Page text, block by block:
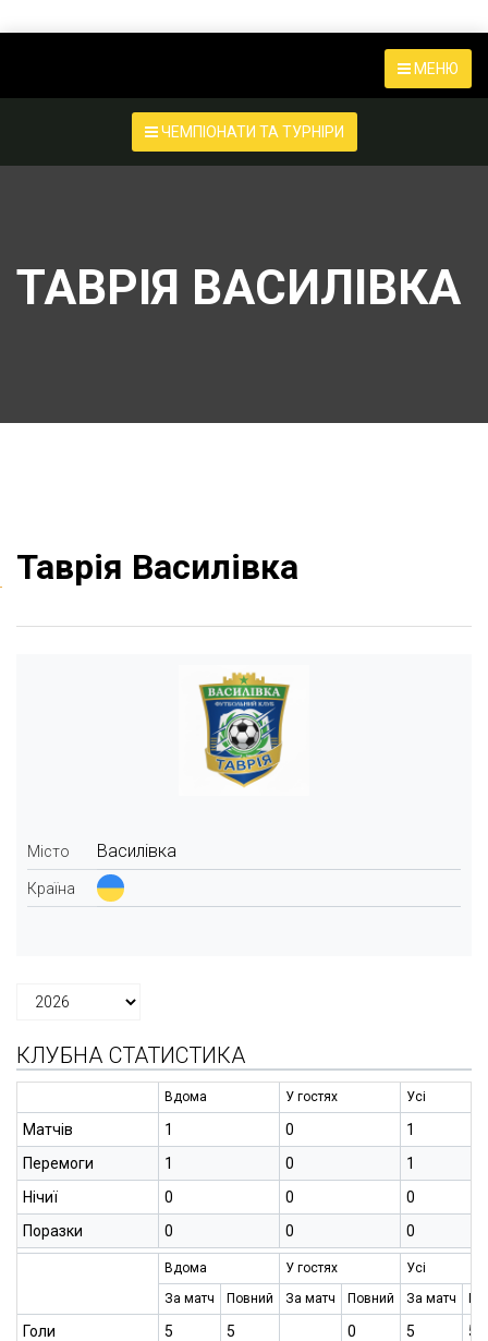
МЕНЮ
ЧЕМПІОНАТИ ТА ТУРНІРИ
ТАВРІЯ ВАСИЛІВКА
Таврія Василівка
Місто Василівка
Країна
КЛУБНА СТАТИСТИКА
Вдома У гостях Усі
Матчів 1 0
1
Перемоги
1 0
1
Нічиї
0 0
0
Поразки
0 0 0
Вдома У гостях
Усі
За матч
Повний За матч Повний За матч
Голи 5 5 0 5
5